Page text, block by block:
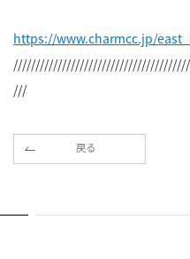
https://www.charmcc.jp/
///
戻る